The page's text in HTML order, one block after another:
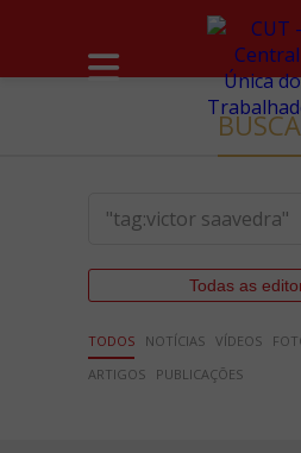
Todas as
TODOS NOTÍCIAS VÍDEOS
ARTIGOS
PUBLICAÇÕES